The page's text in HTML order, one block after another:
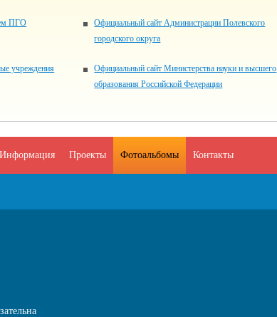
ПГО
Официальный сайт Администрации Полевского
городского округа
учреждения
Официальный сайт Министерства науки и высшего
образования Российской Федерации
Информация Проекты Фотоальбомы Контакты